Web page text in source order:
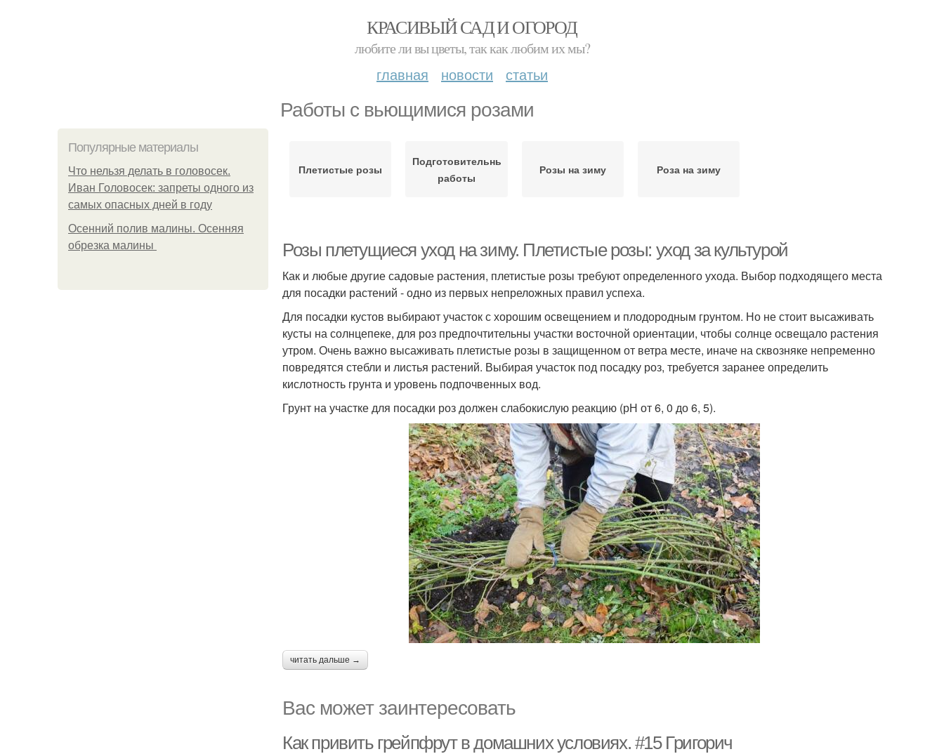
КРАСИВЫЙ САД И ОГОРОД
любите ли вы цветы, так как любим их мы?
главная новости статьи
Работы с вьющимися розами
Популярные материалы
Что нельзя делать в головосек.
Иван Головосек: запреты одного из
самых опасных дней в году
Осенний полив малины. Осенняя
обрезка малины
Плетистые розы
Подготовительные
работы
Розы на зиму Роза на зиму
Розы плетущиеся уход на зиму. Плетистые розы: уход за культурой
Как и любые другие садовые растения, плетистые розы требуют определенного ухода. Выбор подходящего места
для посадки растений - одно из первых непреложных правил успеха.
Для посадки кустов выбирают участок с хорошим освещением и плодородным грунтом. Но не стоит высаживать
кусты на солнцепеке, для роз предпочтительны участки восточной ориентации, чтобы солнце освещало растения
утром. Очень важно высаживать плетистые розы в защищенном от ветра месте, иначе на сквозняке непременно
повредятся стебли и листья растений. Выбирая участок под посадку роз, требуется заранее определить
кислотность грунта и уровень подпочвенных вод.
Грунт на участке для посадки роз должен слабокислую реакцию (рН от 6, 0 до 6, 5).
читать дальше →
Вас может заинтересовать
Как привить грейпфрут в домашних условиях. #15 Григорич